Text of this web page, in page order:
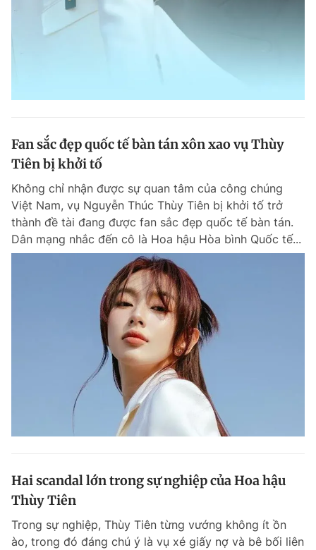
Fan sắc đẹp quốc tế bàn tán xôn xao vụ Thùy
Tiên bị khởi tố
Không chỉ nhận được sự quan tâm của công chúng
Việt Nam, vụ Nguyễn Thúc Thùy Tiên bị khởi tố trở
thành đề tài đang được fan sắc đẹp quốc tế bàn tán.
Dân mạng nhắc đến cô là Hoa hậu Hòa bình Quốc tế...
Hai scandal lớn trong sự nghiệp của Hoa hậu
Thùy Tiên
Trong sự nghiệp, Thùy Tiên từng vướng không ít ồn
ào, trong đó đáng chú ý là vụ xé giấy nợ và bê bối liên